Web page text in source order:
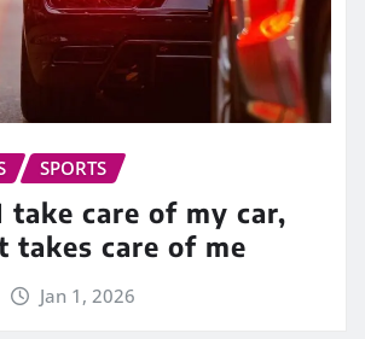
SPORTS
take care of my car,
takes care of me
Jan 1, 2026